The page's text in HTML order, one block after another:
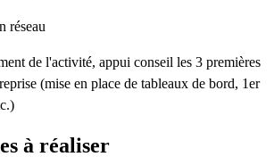
réseau
de l'activité, appui conseil les 3 premières
(mise en place de tableaux de bord, 1er
à réaliser